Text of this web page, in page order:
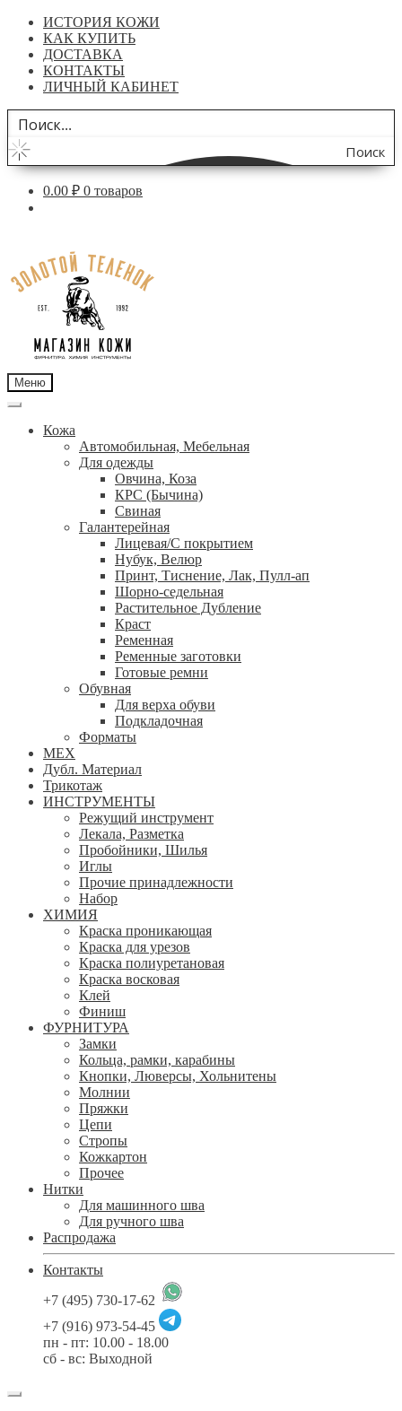
ИСТОРИЯ КОЖИ
КАК КУПИТЬ
ДОСТАВКА
КОНТАКТЫ
ЛИЧНЫЙ КАБИНЕТ
Поиск
по
0.00 ₽ 0 товаров
навигации
содержимому
Меню
Кожа
Автомобильная, Мебельная
Для одежды
Овчина, Коза
КРС (Бычина)
Свиная
Галантерейная
Лицевая/С покрытием
Нубук, Велюр
Принт, Тиснение, Лак, Пулл-ап
Шорно-седельная
Растительное Дубление
Краст
Ременная
Ременные заготовки
Готовые ремни
Обувная
Для верха обуви
Подкладочная
Форматы
МЕХ
Дубл. Материал
Трикотаж
ИНСТРУМЕНТЫ
Режущий инструмент
Лекала, Разметка
Пробойники, Шилья
Иглы
Прочие принадлежности
Набор
ХИМИЯ
Краска проникающая
Краска для урезов
Краска полиуретановая
Краска восковая
Клей
Финиш
ФУРНИТУРА
Замки
Кольца, рамки, карабины
Кнопки, Люверсы, Хольнитены
Молнии
Пряжки
Цепи
Стропы
Кожкартон
Прочее
Нитки
Для машинного шва
Для ручного шва
Распродажа
Контакты
+7 (495) 730-17-62
+7 (916) 973-54-45
пн - пт: 10.00 - 18.00
сб - вс: Выходной